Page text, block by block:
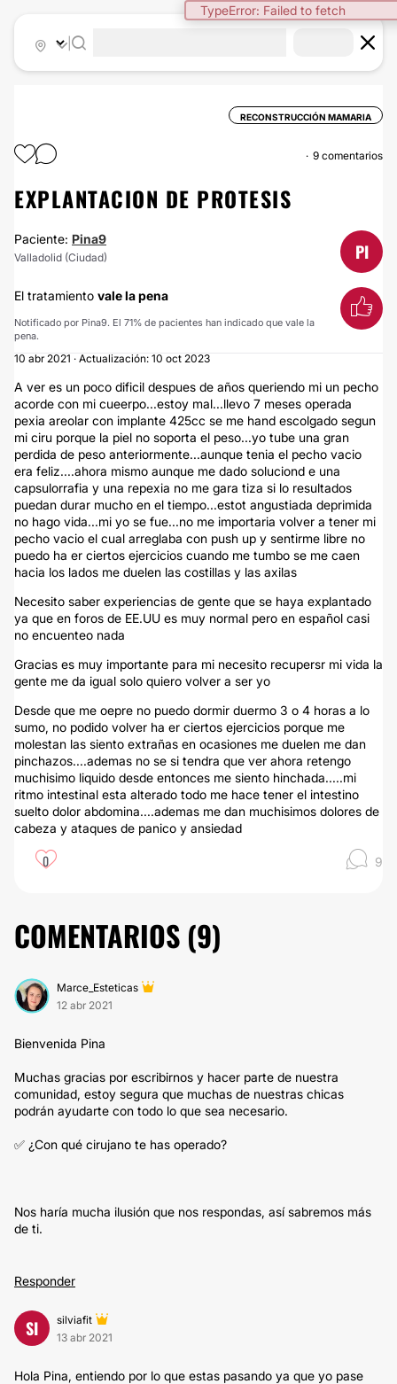
TypeError: Failed to fetch
RECONSTRUCCIÓN MAMARIA
9 comentarios
EXPLANTACION DE PROTESIS
Paciente: Pina9
Valladolid (Ciudad) PI
El tratamiento vale la pena
Notificado por Pina9. El 71% de pacientes han indicado que vale la
pena.
10 abr 2021 · Actualización: 10 oct 2023
A ver es un poco dificil despues de años queriendo mi un pecho
acorde con mi cueerpo...estoy mal...llevo 7 meses operada
pexia areolar con implante 425cc se me hand escolgado segun
mi ciru porque la piel no soporta el peso...yo tube una gran
perdida de peso anteriormente...aunque tenia el pecho vacio
era feliz....ahora mismo aunque me dado soluciond e una
capsulorrafia y una repexia no me gara tiza si lo resultados
puedan durar mucho en el tiempo...estot angustiada deprimida
no hago vida...mi yo se fue...no me importaria volver a tener mi
pecho vacio el cual arreglaba con push up y sentirme libre no
puedo ha er ciertos ejercicios cuando me tumbo se me caen
hacia los lados me duelen las costillas y las axilas
Necesito saber experiencias de gente que se haya explantado
ya que en foros de EE.UU es muy normal pero en español casi
no encuenteo nada
Gracias es muy importante para mi necesito recupersr mi vida la
gente me da igual solo quiero volver a ser yo
Desde que me oepre no puedo dormir duermo 3 o 4 horas a lo
sumo, no podido volver ha er ciertos ejercicios porque me
molestan las siento extrañas en ocasiones me duelen me dan
pinchazos....ademas no se si tendra que ver ahora retengo
muchisimo liquido desde entonces me siento hinchada.....mi
ritmo intestinal esta alterado todo me hace tener el intestino
suelto dolor abdomina....ademas me dan muchisimos dolores de
cabeza y ataques de panico y ansiedad
0 9
COMENTARIOS (9)
Marce_Esteticas
12 abr 2021
Bienvenida Pina
Muchas gracias por escribirnos y hacer parte de nuestra
comunidad, estoy segura que muchas de nuestras chicas
podrán ayudarte con todo lo que sea necesario.
✅ ¿Con qué cirujano te has operado?
Nos haría mucha ilusión que nos respondas, así sabremos más
de ti.
Responder
SI
silviafit
13 abr 2021
Hola Pina, entiendo por lo que estas pasando ya que yo pase